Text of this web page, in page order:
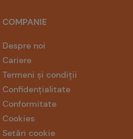
COMPANIE
Despre noi
Cariere
Termeni și condiții
Confidențialitate
Conformitate
Cookies
Setări cookie